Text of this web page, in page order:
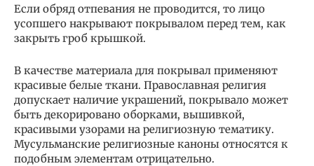
Если обряд отпевания не проводится, то лицо
усопшего накрывают покрывалом перед тем, как
закрыть гроб крышкой.
В качестве материала для покрывал применяют
красивые белые ткани. Православная религия
допускает наличие украшений, покрывало может
быть декорировано оборками, вышивкой,
красивыми узорами на религиозную тематику.
Мусульманские религиозные каноны относятся к
подобным элементам отрицательно.